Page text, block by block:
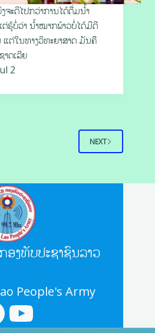
ະດີໄປກວ່າການໄດ້ດື່ມນ້ຳ
ຮູ້ບໍ່ວ່າ ນ້ຳໝາກພ້າວບໍ່ໄດ້ມີດີ
ຕ່ໃນທາງວິທະຍາສາດ ມັນຄື
ດເລີຍ
2
NEXT
ອງທັບປະຊາຊົນລາວ
People's Army
youtube